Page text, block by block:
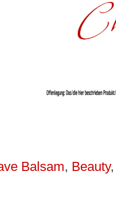
Balsam, Beauty